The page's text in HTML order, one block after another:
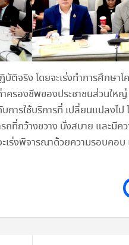
ติจริง โดยจะเร่งทำการศึกษาโ
รองชีพของประชาชนส่วนใหญ่
ารใช้บริการที่ เปลี่ยนแปลงไ
ถที่กว้างขวาง นั่งสบาย และมี
ร่งพิจารณาด้วยความรอบคอบ